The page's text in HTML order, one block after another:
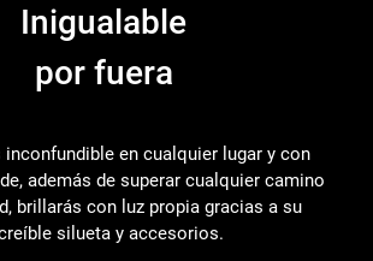
Inigualable
por fuera
en cualquier lugar y con
además de superar cualquier camino
brillarás con luz propia gracias a su
silueta y accesorios.